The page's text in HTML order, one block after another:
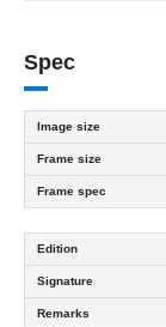
Spec
Image size
Frame size
Frame spec
Edition
Signature
Remarks